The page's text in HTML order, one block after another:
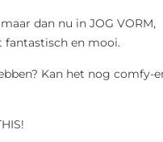
dan nu in JOG VORM,
en mooi.
Kan het nog comfy-